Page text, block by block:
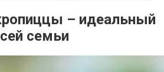
– идеальный
семьи